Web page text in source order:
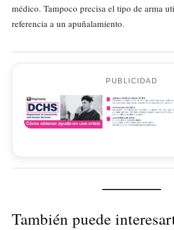
médico. Tampoco precisa el tipo de arma
referencia a un apuñalamiento.
PUBLICIDAD
También puede